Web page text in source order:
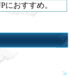
におすすめ。